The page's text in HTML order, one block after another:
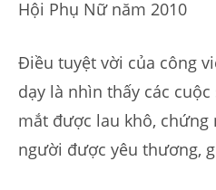
Hội Phụ Nữ năm 2010
Điều tuyệt vời của công
dạy là nhìn thấy các
mắt được lau khô,
người được yêu thương,